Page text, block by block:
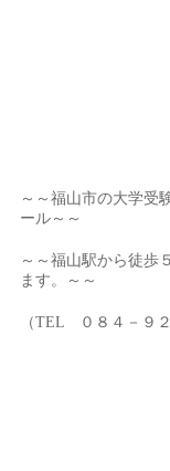
～～福山市の大学受
ール～～
～～福山駅から徒
ます。～～
（TEL ０８４－９